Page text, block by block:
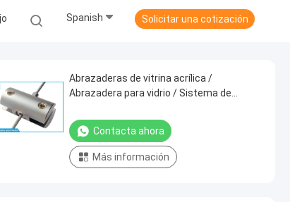
Spanish Solicitar una cotización
Abrazaderas de vitrina acrílica /
Abrazadera para vidrio / Sistema de
colgar letreros de salida
Contacta ahora
Más información